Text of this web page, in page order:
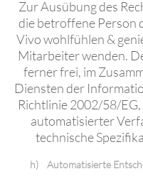
Zur Ausübung des
die betroffene Person
Vivo wohlfühlen &
Mitarbeiter wenden.
ferner frei, im
Diensten der
Richtlinie 2002/58/
automatisierter
technische
h) Automatisierte